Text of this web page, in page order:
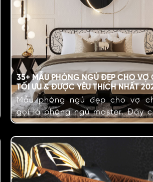
35+ MẪU PHÒNG NGỦ ĐẸP CHO VỢ
TỐI ƯU & ĐƯỢC YÊU THÍCH NHẤT
Mẫu phòng ngủ đẹp cho vợ
gọi là phòng ngủ master. Đây
là một trong những không
trọng nhất trong thiết kế nội
vực khách – bếp. Cùng KIM tìm
hướng thiết kế mẫu phòng ngủ
cũng như những mẫu…